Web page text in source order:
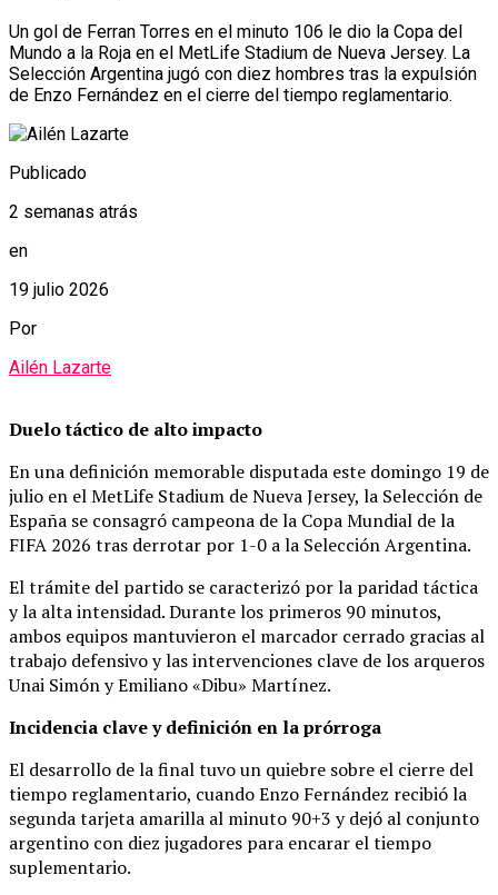
Un gol de Ferran Torres en el minuto 106 le dio la Copa del
Mundo a la Roja en el MetLife Stadium de Nueva Jersey. La
Selección Argentina jugó con diez hombres tras la expulsión
de Enzo Fernández en el cierre del tiempo reglamentario.
Publicado
2 semanas atrás
en
19 julio 2026
Por
Ailén Lazarte
Duelo táctico de alto impacto
En una definición memorable disputada este domingo 19 de
julio en el MetLife Stadium de Nueva Jersey, la Selección de
España se consagró campeona de la Copa Mundial de la
FIFA 2026 tras derrotar por 1-0 a la Selección Argentina.
El trámite del partido se caracterizó por la paridad táctica
y la alta intensidad. Durante los primeros 90 minutos,
ambos equipos mantuvieron el marcador cerrado gracias al
trabajo defensivo y las intervenciones clave de los arqueros
Unai Simón y Emiliano «Dibu» Martínez.
Incidencia clave y definición en la prórroga
El desarrollo de la final tuvo un quiebre sobre el cierre del
tiempo reglamentario, cuando Enzo Fernández recibió la
segunda tarjeta amarilla al minuto 90+3 y dejó al conjunto
argentino con diez jugadores para encarar el tiempo
suplementario.